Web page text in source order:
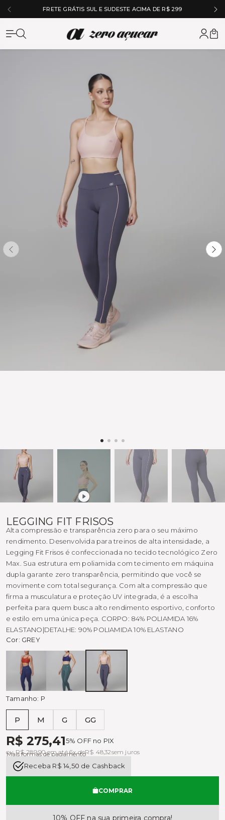
5% OFF NO À VISTA NO PIX
Zero
LEGGING FIT FRISOS
Alta compressão e transparência zero para o seu máximo
rendimento. Desenvolvida para treinos de alta intensidade, a
Legging Fit Frisos é confeccionada no tecido tecnológico Zero
Max. Sua estrutura em poliamida com tecimento em máquina
dupla garante zero transparência, permitindo que você se
movimente com total segurança. Com alta compressão que
firma a musculatura e proteção UV integrada, é a escolha
perfeita para quem busca alto rendimento esportivo, conforto
e estilo em uma única peça. CORPO: 84% POLIAMIDA 16%
ELASTANO|DETALHE: 90% POLIAMIDA 10% ELASTANO
Cor: GREY
MADRUGADADEEP
GREEN
GREY
Tamanho: P
P M G GG
Tabela de medidas
ou R$ 289,90 em até 6x deR$ 48,32sem juros
R$ 275,415% OFF no PIX
Mais formas de pagamento
Receba R$ 14,50 de Cashback
COMPRAR
10% OFF na sua primeira compra!